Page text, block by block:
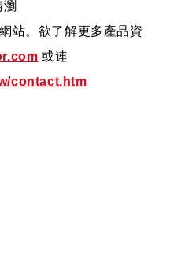
站。欲了解更多產品資
或連
contact.htm